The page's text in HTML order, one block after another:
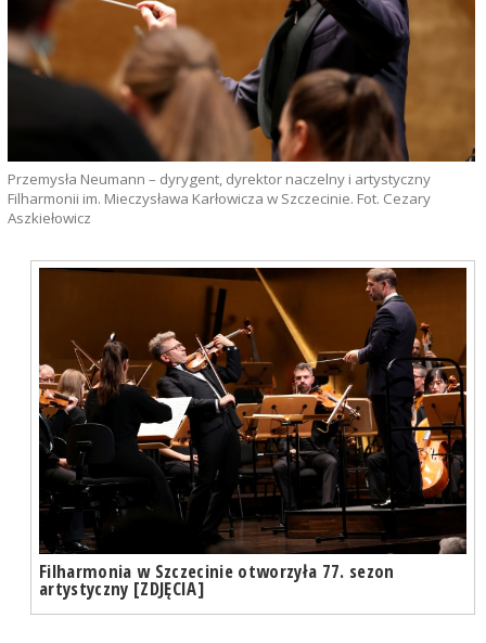
Przemysła Neumann – dyrygent, dyrektor naczelny i artystyczny
Filharmonii im. Mieczysława Karłowicza w Szczecinie. Fot. Cezary
Aszkiełowicz
Filharmonia w Szczecinie otworzyła 77. sezon
artystyczny [ZDJĘCIA]